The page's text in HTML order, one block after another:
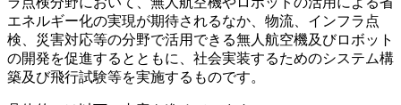
エネルギー化の実現が期待されるなか、物流、インフラ点
検、災害対応等の分野で活用できる無人航空機及びロボット
の開発を促進するとともに、社会実装するためのシステム構
築及び飛行試験等を実施するものです。